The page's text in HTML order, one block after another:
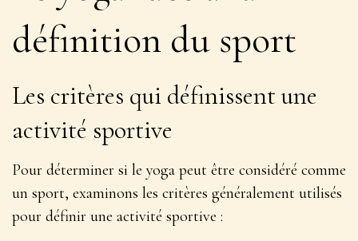
définition du sport
Les critères qui définissent une
activité sportive
Pour déterminer si le yoga peut être considéré comme
un sport, examinons les critères généralement utilisés
pour définir une activité sportive :